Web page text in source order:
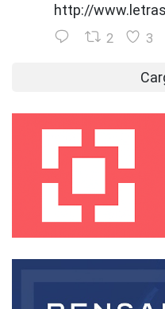
http://
2 3